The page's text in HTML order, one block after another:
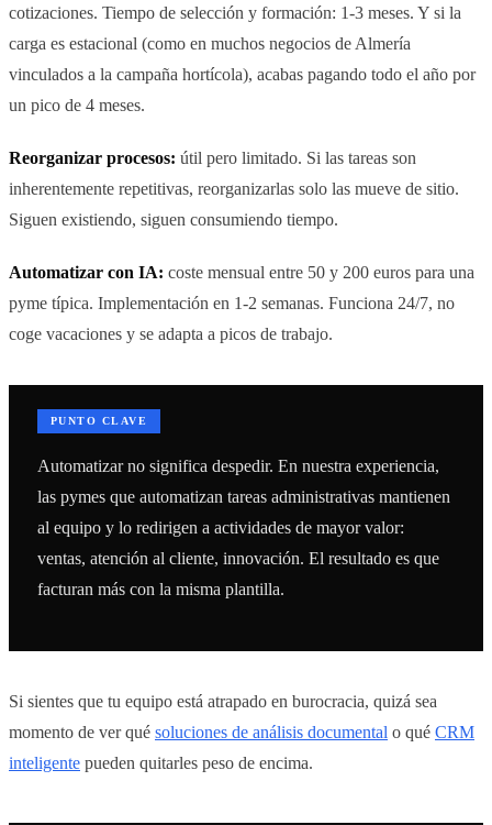
cotizaciones. Tiempo de selección y formación: 1-3 meses. Y si la
carga es estacional (como en muchos negocios de Almería
vinculados a la campaña hortícola), acabas pagando todo el año por
un pico de 4 meses.
Reorganizar procesos: útil pero limitado. Si las tareas son
inherentemente repetitivas, reorganizarlas solo las mueve de sitio.
Siguen existiendo, siguen consumiendo tiempo.
Automatizar con IA: coste mensual entre 50 y 200 euros para una
pyme típica. Implementación en 1-2 semanas. Funciona 24/7, no
coge vacaciones y se adapta a picos de trabajo.
PUNTO CLAVE
Automatizar no significa despedir. En nuestra experiencia,
las pymes que automatizan tareas administrativas mantienen
al equipo y lo redirigen a actividades de mayor valor:
ventas, atención al cliente, innovación. El resultado es que
facturan más con la misma plantilla.
Si sientes que tu equipo está atrapado en burocracia, quizá sea
momento de ver qué soluciones de análisis documental o qué CRM
inteligente pueden quitarles peso de encima.